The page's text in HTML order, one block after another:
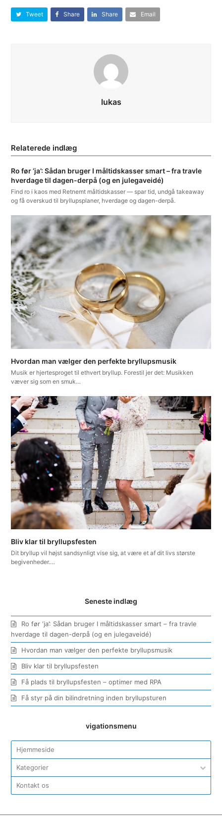
Tweet Share Share Email
lukas
Ro før ‘ja’: Sådan bruger I måltidskasser smart – fra travle
hverdage til dagen-derpå (og en julegaveidé)
Find ro i kaos med Retnemt måltidskasser — spar tid, undgå takeaway
og få overskud til bryllupsplaner, hverdage og dagen-derpå.
Hvordan man vælger den perfekte bryllupsmusik
Musik er hjertesproget til ethvert bryllup. Forestil jer det: Musikken
væver sig som en smuk…
Bliv klar til bryllupsfesten
Dit bryllup vil højst sandsynligt vise sig, at være et af dit livs største
begivenheder.…
Seneste indlæg
Ro før ‘ja’: Sådan bruger I måltidskasser smart – fra travle
hverdage til dagen-derpå (og en julegaveidé)
Hvordan man vælger den perfekte bryllupsmusik
Bliv klar til bryllupsfesten
Få plads til bryllupsfesten – optimer med RPA
Få styr på din bilindretning inden bryllupsturen
vigationsmenu
Hjemmeside
Kategorier
Kontakt os